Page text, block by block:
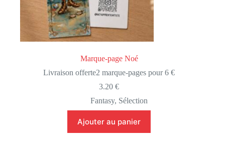
Marque-page Noé
Livraison offerte2 marque-pages pour 6 €
3.20€
Fantasy, Sélection
Ajouter au panier